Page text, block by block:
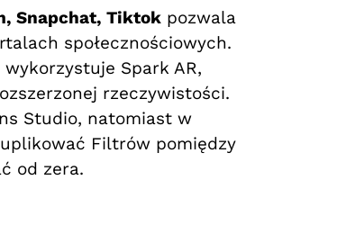
Snapchat, Tiktok pozwala
społecznościowych.
Spark AR,
rzeczywistości.
Studio, natomiast w
Filtrów pomiędzy
od zera.